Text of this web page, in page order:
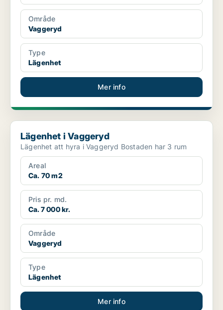
Område
Vaggeryd
Type
Lägenhet
Mer info
Lägenhet i Vaggeryd
Lägenhet i Vaggeryd
Lägenhet att hyra i Vaggeryd Bostaden har 3 rum
Areal
Ca. 70 m2
Pris pr. md.
Ca. 7 000 kr.
Område
Vaggeryd
Type
Lägenhet
Mer info